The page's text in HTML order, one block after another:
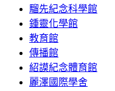
騮先紀念科學館
鍾靈化學館
教育館
傳播館
紹謨紀念體育館
麗澤國際學舍